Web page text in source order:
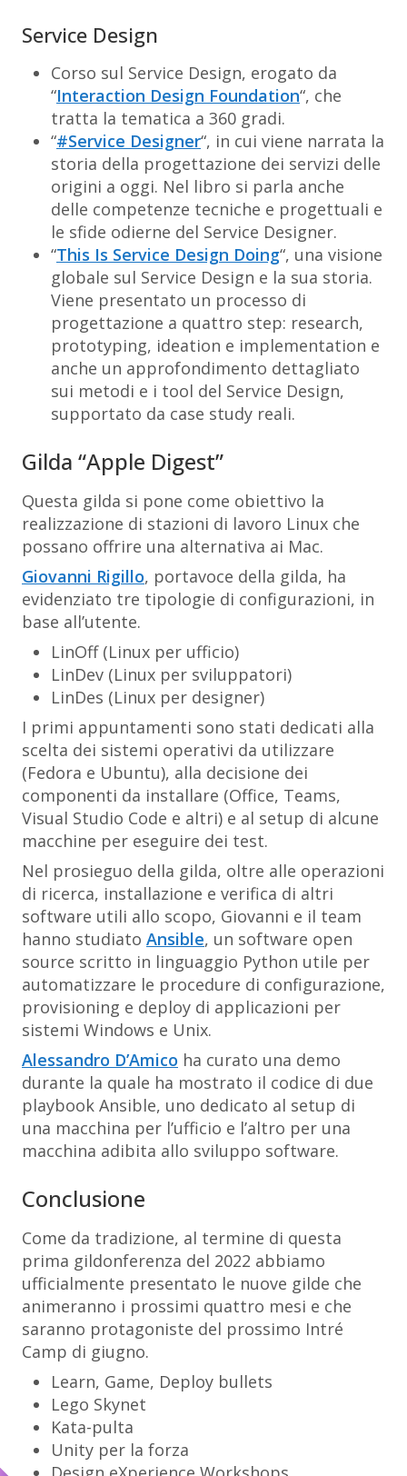
Service Design
Corso sul Service Design, erogato da
“Interaction Design Foundation“, che
tratta la tematica a 360 gradi.
“#Service Designer“, in cui viene narrata la
storia della progettazione dei servizi delle
origini a oggi. Nel libro si parla anche
delle competenze tecniche e progettuali e
le sfide odierne del Service Designer.
“This Is Service Design Doing“, una visione
globale sul Service Design e la sua storia.
Viene presentato un processo di
progettazione a quattro step: research,
prototyping, ideation e implementation e
anche un approfondimento dettagliato
sui metodi e i tool del Service Design,
supportato da case study reali.
Gilda “Apple Digest”
Questa gilda si pone come obiettivo la
realizzazione di stazioni di lavoro Linux che
possano offrire una alternativa ai Mac.
Giovanni Rigillo, portavoce della gilda, ha
evidenziato tre tipologie di configurazioni, in
base all’utente.
LinOff (Linux per ufficio)
LinDev (Linux per sviluppatori)
LinDes (Linux per designer)
I primi appuntamenti sono stati dedicati alla
scelta dei sistemi operativi da utilizzare
(Fedora e Ubuntu), alla decisione dei
componenti da installare (Office, Teams,
Visual Studio Code e altri) e al setup di alcune
macchine per eseguire dei test.
Nel prosieguo della gilda, oltre alle operazioni
di ricerca, installazione e verifica di altri
software utili allo scopo, Giovanni e il team
hanno studiato Ansible, un software open
source scritto in linguaggio Python utile per
automatizzare le procedure di configurazione,
provisioning e deploy di applicazioni per
sistemi Windows e Unix.
Alessandro D’Amico ha curato una demo
durante la quale ha mostrato il codice di due
playbook Ansible, uno dedicato al setup di
una macchina per l’ufficio e l’altro per una
macchina adibita allo sviluppo software.
Conclusione
Come da tradizione, al termine di questa
prima gildonferenza del 2022 abbiamo
ufficialmente presentato le nuove gilde che
animeranno i prossimi quattro mesi e che
saranno protagoniste del prossimo Intré
Camp di giugno.
Learn, Game, Deploy bullets
Lego Skynet
Kata-pulta
Unity per la forza